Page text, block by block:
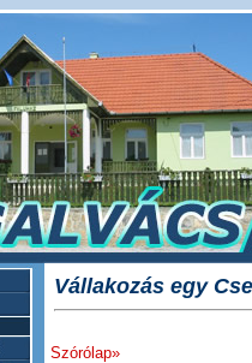
Vállakozás egy
Szórólap»